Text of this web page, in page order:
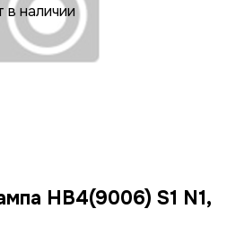
в наличии
HB4(9006) S1 N1,